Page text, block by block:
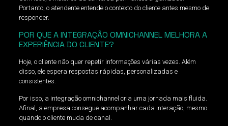
Portanto, o atendente entende o contexto do cliente antes mesmo de
responder.
POR QUE A INTEGRAÇÃO OMNICHANNEL MELHORA A
EXPERIÊNCIA DO CLIENTE?
Hoje, o cliente não quer repetir informações várias vezes. Além
disso, ele espera respostas rápidas, personalizadas e
consistentes.
Por isso, a integração omnichannel cria uma jornada mais fluida.
Afinal, a empresa consegue acompanhar cada interação, mesmo
quando o cliente muda de canal.